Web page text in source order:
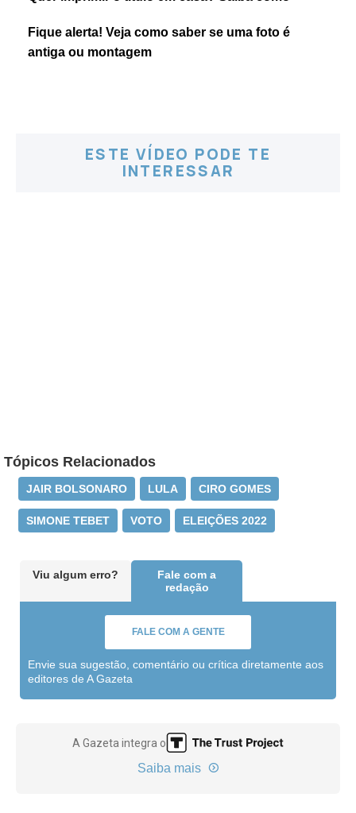
Fique alerta! Veja como saber se uma foto é
antiga ou montagem
ESTE VÍDEO PODE TE
INTERESSAR
Tópicos Relacionados
JAIR BOLSONARO LULA CIRO GOMES
SIMONE TEBET VOTO ELEIÇÕES 2022
Viu algum erro?
Fale com a
redação
FALE COM A GENTE
Envie sua sugestão, comentário ou crítica diretamente aos
editores de A Gazeta
A Gazeta integra o
Saiba mais